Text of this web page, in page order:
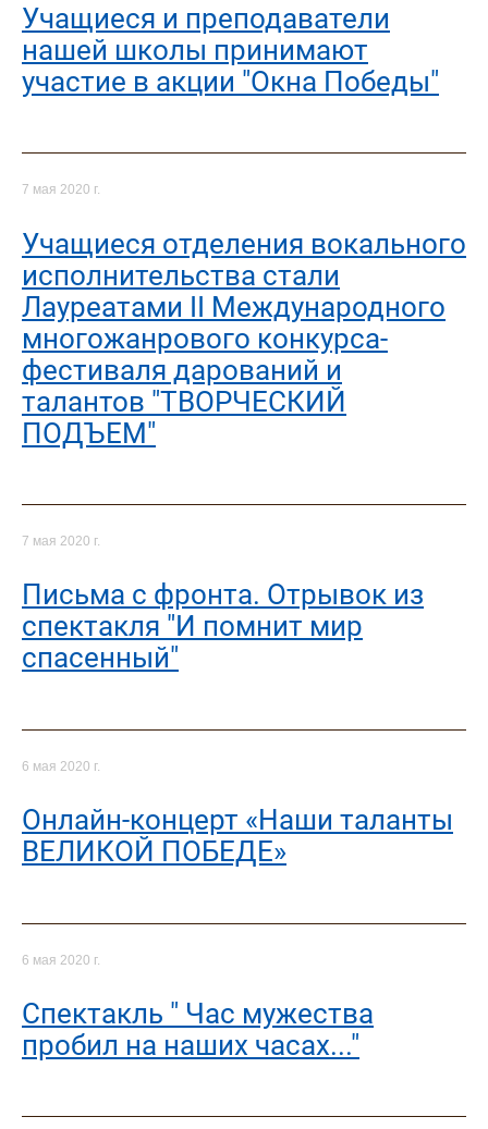
Учащиеся и преподаватели
нашей школы принимают
участие в акции "Окна Победы"
7 мая 2020 г.
Учащиеся отделения вокального
исполнительства стали
Лауреатами II Международного
многожанрового конкурса-
фестиваля дарований и
талантов "ТВОРЧЕСКИЙ
ПОДЪЕМ"
7 мая 2020 г.
Письма с фронта. Отрывок из
спектакля "И помнит мир
спасенный"
6 мая 2020 г.
Онлайн-концерт «Наши таланты
ВЕЛИКОЙ ПОБЕДЕ»
6 мая 2020 г.
Спектакль " Час мужества
пробил на наших часах..."